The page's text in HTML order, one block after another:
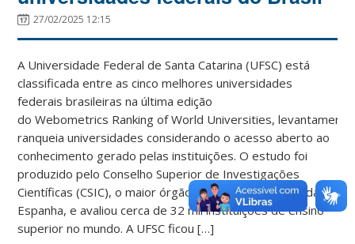
27/02/2025 12:15
A Universidade Federal de Santa Catarina (UFSC) está
classificada entre as cinco melhores universidades
federais brasileiras na última edição
do Webometrics Ranking of World Universities,
ranqueia universidades considerando o acesso aberto ao
conhecimento gerado pelas instituições. O estudo foi
produzido pelo Conselho Superior de Investigações
Científicas (CSIC), o maior órgão público de pesquisa da
Espanha, e avaliou cerca de 32 mil instituições de ensino
superior no mundo. A UFSC ficou […]